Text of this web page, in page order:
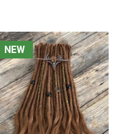
NEW
NEW